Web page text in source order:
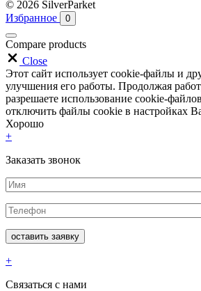
© 2026 SilverParket
Избранное
0
Compare products
Close
Этот сайт использует cookie-файлы и
улучшения его работы. Продолжая
разрешаете использование cookie-
отключить файлы cookie в настройках
Хорошо
+
Заказать звонок
+
Связаться с нами